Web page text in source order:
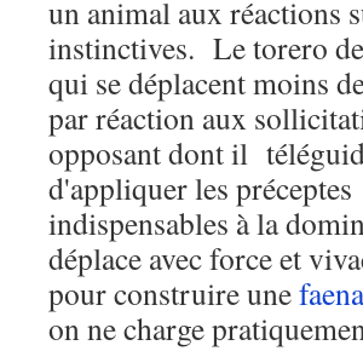
un animal aux réactions
instinctives. Le torero
qui se déplacent moins
par réaction aux
opposant dont il
d'appliquer les
indispensables à la
déplace avec force et
pour construire unefaena
on ne charge